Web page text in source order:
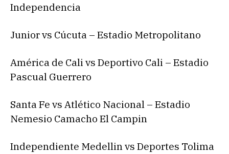
Independencia
Junior vs Cúcuta – Estadio Metropolitano
América de Cali vs Deportivo Cali – Estadio
Pascual Guerrero
Santa Fe vs Atlético Nacional – Estadio
Nemesio Camacho El Campin
Independiente Medellin vs Deportes Tolima